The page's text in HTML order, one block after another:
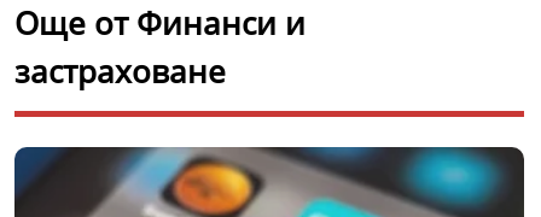
Още от Финанси и
застраховане